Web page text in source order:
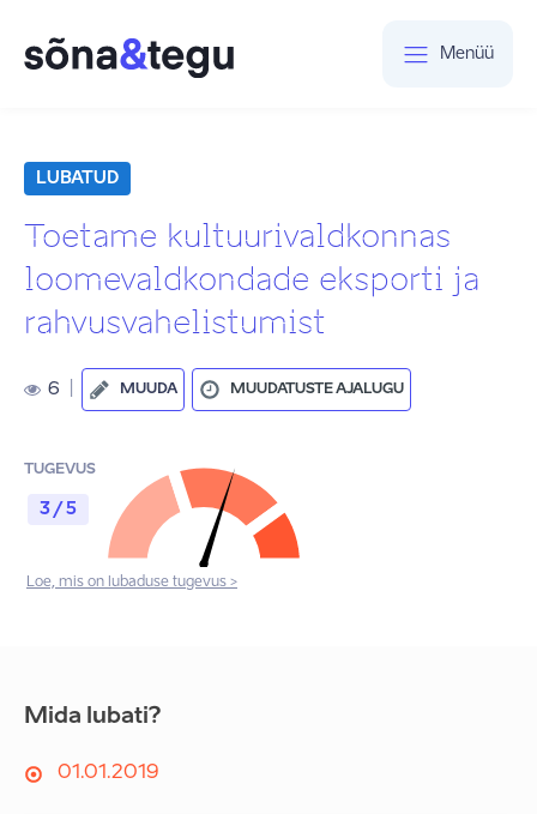
Menüü
LUBATUD
Toetame kultuurivaldkonnas
loomevaldkondade eksporti ja
rahvusvahelistumist
6 MUUDA MUUDATUSTE AJALUGU
TUGEVUS
3 / 5
Loe, mis on lubaduse tugevus >
Mida lubati?
01.01.2019